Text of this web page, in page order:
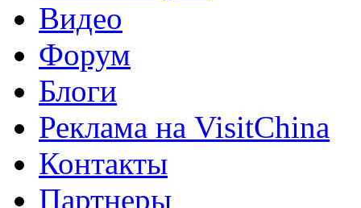
Видео
Форум
Блоги
Реклама на VisitChina
Контакты
Партнеры